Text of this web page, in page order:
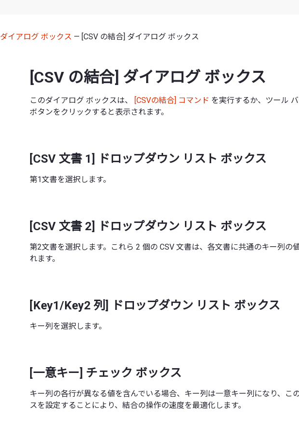
ダイアログ ボックス — [CSV の結合] ダイアログ ボックス
[CSV の結合] ダイアログ ボックス
このダイアログ ボックスは、 [CSVの結合] コマンド を実行するか、ツール
ボタンをクリックすると表示されます。
[CSV 文書 1] ドロップダウン リスト ボックス
第1文書を選択します。
[CSV 文書 2] ドロップダウン リスト ボックス
第2文書を選択します。これら 2 個の CSV 文書は、各文書に共通のキー列の
れます。
[Key1/Key2 列] ドロップダウン リスト ボックス
キー列を選択します。
[一意キー] チェック ボックス
キー列の各行が異なる値を含んでいる場合、キー列は一意キー列になり、こ
スを設定することにより、結合の操作の速度を最適化します。